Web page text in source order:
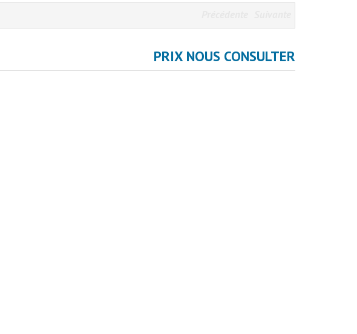
PRIX NOUS CONSULTER